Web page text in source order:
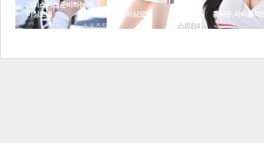
크리스마스 준비하는 레
이싱모델
레이싱모델 홍지은, 아이돌 미